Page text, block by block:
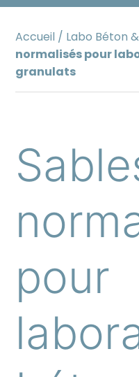
Aller
contenu
Accueil / Labo Béton
normalisés pour
granulats
pour